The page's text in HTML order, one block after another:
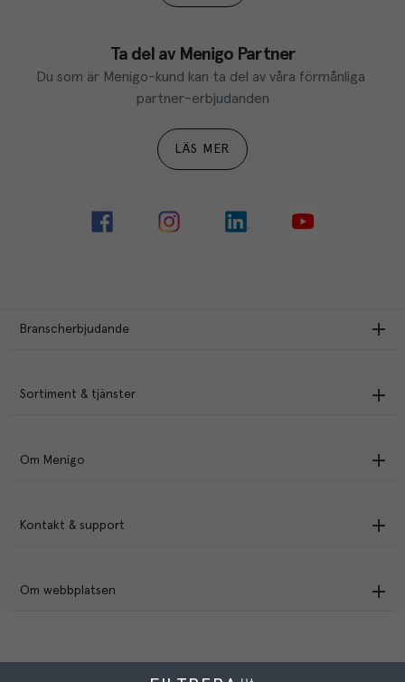
Ta del av Menigo Partner
Du som är Menigo-kund kan ta del av våra förmånliga
partner-erbjudanden
LÄS MER
Branscherbjudande
Sortiment & tjänster
Om Menigo
Kontakt & support
Om webbplatsen